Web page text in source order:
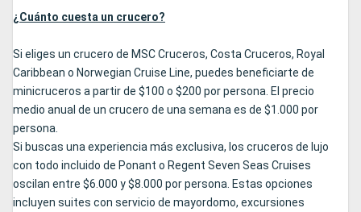
¿Cuánto cuesta un crucero?
Si eliges un crucero de MSC Cruceros, Costa Cruceros, Royal
Caribbean o Norwegian Cruise Line, puedes beneficiarte de
minicruceros a partir de $100 o $200 por persona. El precio
medio anual de un crucero de una semana es de $1.000 por
persona.
Si buscas una experiencia más exclusiva, los cruceros de lujo
con todo incluido de Ponant o Regent Seven Seas Cruises
oscilan entre $6.000 y $8.000 por persona. Estas opciones
incluyen suites con servicio de mayordomo, excursiones